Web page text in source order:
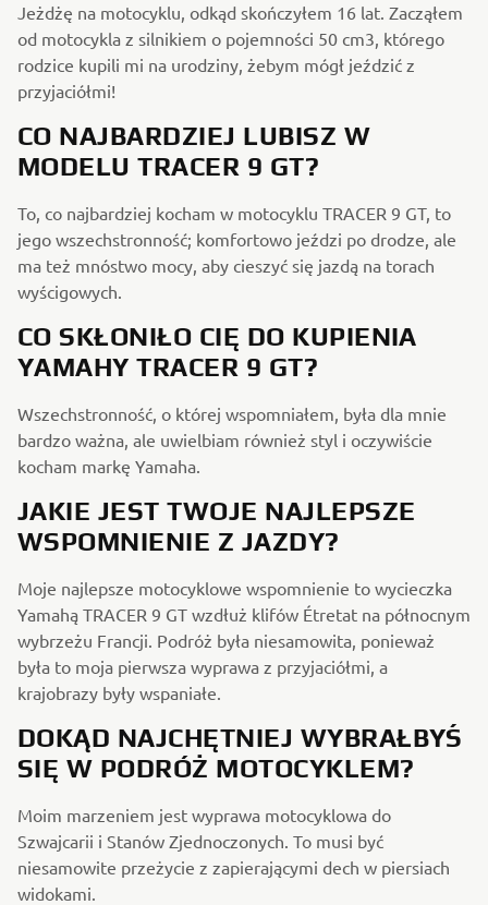
Jeżdżę na motocyklu, odkąd skończyłem 16 lat. Zacząłem
od motocykla z silnikiem o pojemności 50 cm3, którego
rodzice kupili mi na urodziny, żebym mógł jeździć z
przyjaciółmi!
CO NAJBARDZIEJ LUBISZ W
MODELU TRACER 9 GT?
To, co najbardziej kocham w motocyklu TRACER 9 GT, to
jego wszechstronność; komfortowo jeździ po drodze, ale
ma też mnóstwo mocy, aby cieszyć się jazdą na torach
wyścigowych.
CO SKŁONIŁO CIĘ DO KUPIENIA
YAMAHY TRACER 9 GT?
Wszechstronność, o której wspomniałem, była dla mnie
bardzo ważna, ale uwielbiam również styl i oczywiście
kocham markę Yamaha.
JAKIE JEST TWOJE NAJLEPSZE
WSPOMNIENIE Z JAZDY?
Moje najlepsze motocyklowe wspomnienie to wycieczka
Yamahą TRACER 9 GT wzdłuż klifów Étretat na północnym
wybrzeżu Francji. Podróż była niesamowita, ponieważ
była to moja pierwsza wyprawa z przyjaciółmi, a
krajobrazy były wspaniałe.
DOKĄD NAJCHĘTNIEJ WYBRAŁBYŚ
SIĘ W PODRÓŻ MOTOCYKLEM?
Moim marzeniem jest wyprawa motocyklowa do
Szwajcarii i Stanów Zjednoczonych. To musi być
niesamowite przeżycie z zapierającymi dech w piersiach
widokami.